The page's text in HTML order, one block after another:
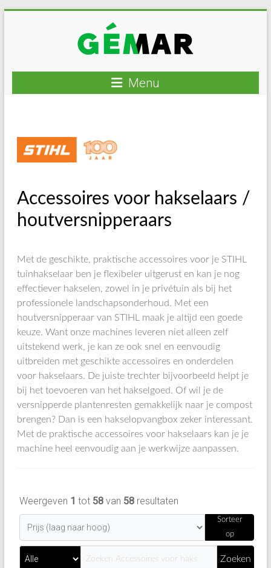
GEMAR
rijplaten
winkel
Menu
Accessoires voor hakselaars /
houtversnipperaars
Met de geschikte, praktische accessoires voor je STIHL
tuinhakselaar ben je flexibeler uitgerust en kan je nog
effectiever hakselen, zowel in je privétuin als bij het
professionele landschapsonderhoud. Met een
houtversnipperaar van STIHL maak je altijd een goede
keuze. Want onze machines leveren niet alleen zelf
uitstekend werk, je kan ze ook snel en eenvoudig
uitbreiden met geschikte accessoires en onderdelen
voor hakselaars. De juiste trechter bijvoorbeeld helpt je
bij het toevoeren van het hakselgoed. Of wil je de
versnipperde plantenresten gemakkelijk naar je compost
brengen? Dan is een hakselopvangbox zeker interessant.
Met de praktische accessoires voor hakselaars kan je je
machine heel eenvoudig aan je werkwijze aanpassen.
Weergeven 1 tot 58van 58resultaten
Sorteer
op
Zoeken